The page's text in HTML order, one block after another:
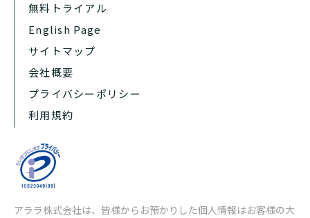
無料トライアル
English Page
サイトマップ
会社概要
プライバシーポリシー
利用規約
アララ株式会社は、皆様からお預かりした個人情報はお客様の大